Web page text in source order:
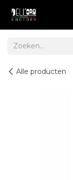
Alle producten